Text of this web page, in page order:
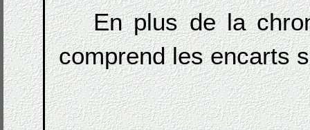
En plus de la
comprend les encarts